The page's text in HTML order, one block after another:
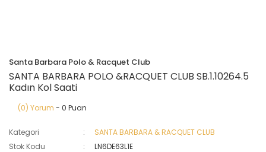
Santa Barbara Polo & Racquet Club
SANTA BARBARA POLO &RACQUET CLUB SB.1.10264.5
Kadın Kol Saati
(0) Yorum - 0 Puan
Kategori
SANTA BARBARA & RACQUET CLUB
Stok Kodu
LN6DE63L1E